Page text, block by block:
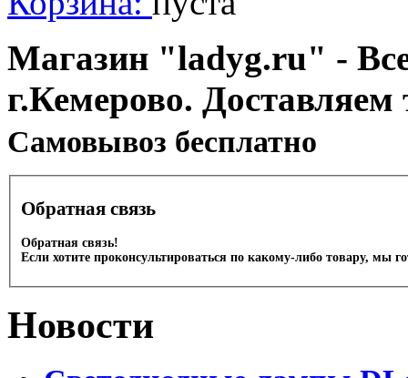
Магазин "ladyg.ru" -
г.Кемерово.
Cамовывоз бесплатно
Обратная связь
Обратная связь!
Если хотите проконсультироваться по какому-либо товару, мы
Новости